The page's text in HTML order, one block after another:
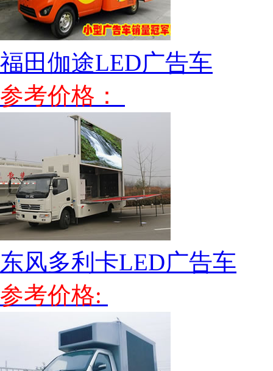
福田伽途LED广告车
参考价格：
东风多利卡LED广告车
参考价格: